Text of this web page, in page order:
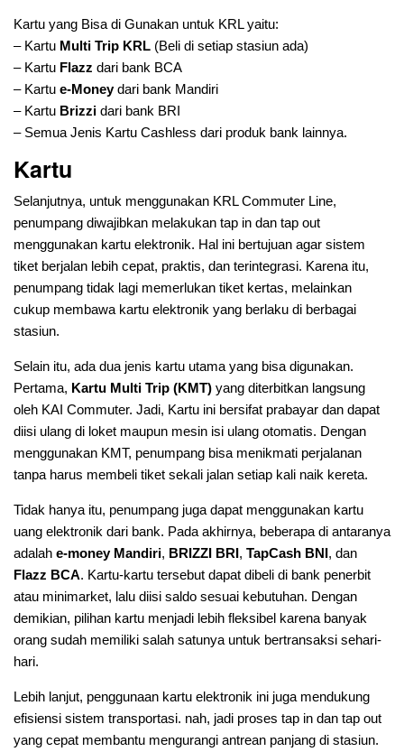
Kartu yang Bisa di Gunakan untuk KRL yaitu:
– Kartu Multi Trip KRL (Beli di setiap stasiun ada)
– Kartu Flazz dari bank BCA
– Kartu e-Moneydari bank Mandiri
– Kartu Brizzi dari bank BRI
– Semua Jenis Kartu Cashless dari produk bank lainnya.
Kartu
Selanjutnya, untuk menggunakan KRL Commuter Line,
penumpang diwajibkan melakukan tap in dan tap out
menggunakan kartu elektronik. Hal ini bertujuan agar sistem
tiket berjalan lebih cepat, praktis, dan terintegrasi. Karena itu,
penumpang tidak lagi memerlukan tiket kertas, melainkan
cukup membawa kartu elektronik yang berlaku di berbagai
stasiun.
Selain itu, ada dua jenis kartu utama yang bisa digunakan.
Pertama, Kartu Multi Trip (KMT) yang diterbitkan langsung
oleh KAI Commuter. Jadi, Kartu ini bersifat prabayar dan dapat
diisi ulang di loket maupun mesin isi ulang otomatis. Dengan
menggunakan KMT, penumpang bisa menikmati perjalanan
tanpa harus membeli tiket sekali jalan setiap kali naik kereta.
Tidak hanya itu, penumpang juga dapat menggunakan kartu
uang elektronik dari bank. Pada akhirnya, beberapa di antaranya
adalah e-money Mandiri, BRIZZI BRI, TapCash BNI, dan
Flazz BCA. Kartu-kartu tersebut dapat dibeli di bank penerbit
atau minimarket, lalu diisi saldo sesuai kebutuhan. Dengan
demikian, pilihan kartu menjadi lebih fleksibel karena banyak
orang sudah memiliki salah satunya untuk bertransaksi sehari-
hari.
Lebih lanjut, penggunaan kartu elektronik ini juga mendukung
efisiensi sistem transportasi. nah, jadi proses tap in dan tap out
yang cepat membantu mengurangi antrean panjang di stasiun.